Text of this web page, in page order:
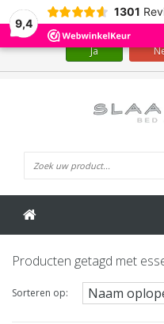
9,4
1301
Producten getagd met
Sorteren op:
Wij slaan cookies op om onze
Ja